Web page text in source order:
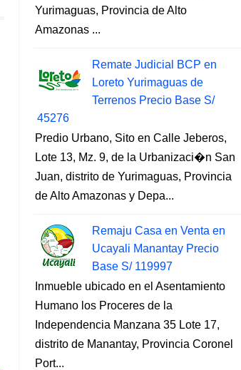
Yurimaguas, Provincia de Alto
Amazonas ...
Remate Judicial BCP en
Loreto Yurimaguas de
Terrenos Precio Base S/
45276
Predio Urbano, Sito en Calle Jeberos,
Lote 13, Mz. 9, de la Urbanizaci�n San
Juan, distrito de Yurimaguas, Provincia
de Alto Amazonas y Depa...
Remaju Casa en Venta en
Ucayali Manantay Precio
Base S/ 119997
Inmueble ubicado en el Asentamiento
Humano los Proceres de la
Independencia Manzana 35 Lote 17,
distrito de Manantay, Provincia Coronel
Port...